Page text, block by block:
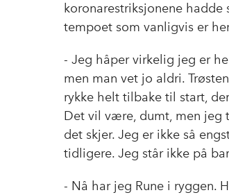
koronarestriksjonene
tempoet som vanligvis er
- Jeg håper virkelig jeg er
men man vet jo aldri.
rykke helt tilbake til start,
Det vil være, dumt, men jeg
det skjer. Jeg er ikke så
tidligere. Jeg står ikke på
- Nå har jeg Rune i ryggen.